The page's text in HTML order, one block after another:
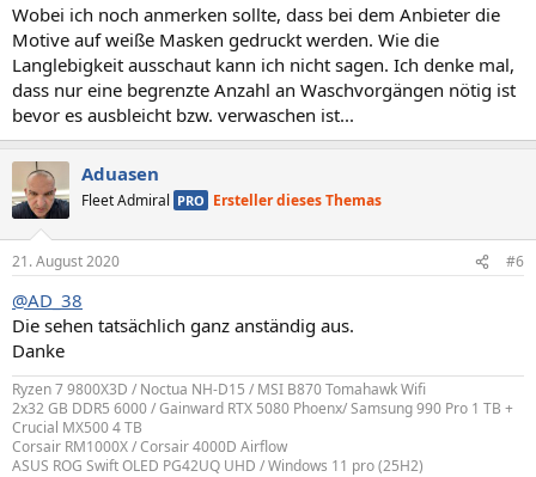
Wobei ich noch anmerken sollte, dass bei dem Anbieter die
Motive auf weiße Masken gedruckt werden. Wie die
Langlebigkeit ausschaut kann ich nicht sagen. Ich denke mal,
dass nur eine begrenzte Anzahl an Waschvorgängen nötig ist
bevor es ausbleicht bzw. verwaschen ist...
Aduasen
Fleet Admiral PRO Ersteller dieses Themas
21. August 2020 #6
@AD_38
Die sehen tatsächlich ganz anständig aus.
Danke
Ryzen 7 9800X3D / Noctua NH-D15 / MSI B870 Tomahawk Wifi
2x32 GB DDR5 6000 / Gainward RTX 5080 Phoenx/ Samsung 990 Pro 1 TB +
Crucial MX500 4 TB
Corsair RM1000X / Corsair 4000D Airflow
ASUS ROG Swift OLED PG42UQ UHD / Windows 11 pro (25H2)